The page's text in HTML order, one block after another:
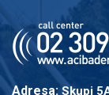
Adresa: Skupi